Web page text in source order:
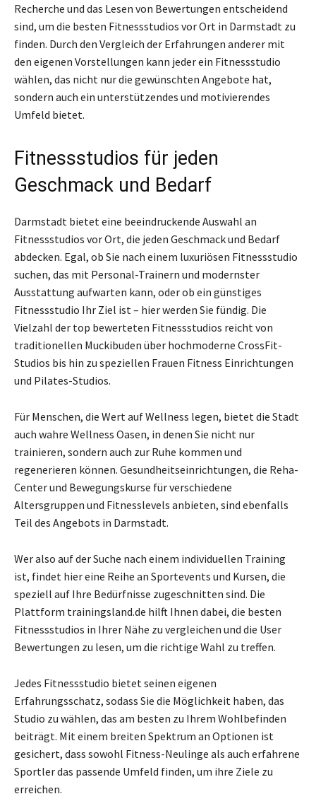
Recherche und das Lesen von Bewertungen entscheidend
sind, um die besten Fitnessstudios vor Ort in Darmstadt zu
finden. Durch den Vergleich der Erfahrungen anderer mit
den eigenen Vorstellungen kann jeder ein Fitnessstudio
wählen, das nicht nur die gewünschten Angebote hat,
sondern auch ein unterstützendes und motivierendes
Umfeld bietet.
Fitnessstudios für jeden
Geschmack und Bedarf
Darmstadt bietet eine beeindruckende Auswahl an
Fitnessstudios vor Ort, die jeden Geschmack und Bedarf
abdecken. Egal, ob Sie nach einem luxuriösen Fitnessstudio
suchen, das mit Personal-Trainern und modernster
Ausstattung aufwarten kann, oder ob ein günstiges
Fitnessstudio Ihr Ziel ist – hier werden Sie fündig. Die
Vielzahl der top bewerteten Fitnessstudios reicht von
traditionellen Muckibuden über hochmoderne CrossFit-
Studios bis hin zu speziellen Frauen Fitness Einrichtungen
und Pilates-Studios.
Für Menschen, die Wert auf Wellness legen, bietet die Stadt
auch wahre Wellness Oasen, in denen Sie nicht nur
trainieren, sondern auch zur Ruhe kommen und
regenerieren können. Gesundheitseinrichtungen, die Reha-
Center und Bewegungskurse für verschiedene
Altersgruppen und Fitnesslevels anbieten, sind ebenfalls
Teil des Angebots in Darmstadt.
Wer also auf der Suche nach einem individuellen Training
ist, findet hier eine Reihe an Sportevents und Kursen, die
speziell auf Ihre Bedürfnisse zugeschnitten sind. Die
Plattform trainingsland.de hilft Ihnen dabei, die besten
Fitnessstudios in Ihrer Nähe zu vergleichen und die User
Bewertungen zu lesen, um die richtige Wahl zu treffen.
Jedes Fitnessstudio bietet seinen eigenen
Erfahrungsschatz, sodass Sie die Möglichkeit haben, das
Studio zu wählen, das am besten zu Ihrem Wohlbefinden
beiträgt. Mit einem breiten Spektrum an Optionen ist
gesichert, dass sowohl Fitness-Neulinge als auch erfahrene
Sportler das passende Umfeld finden, um ihre Ziele zu
erreichen.